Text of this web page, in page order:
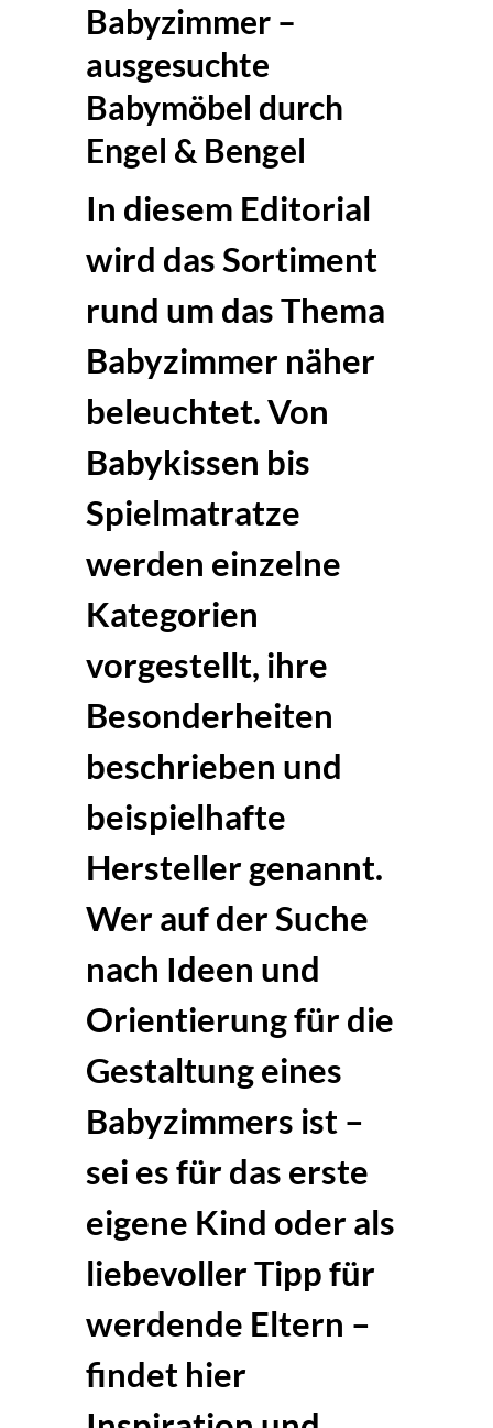
Babyzimmer –
ausgesuchte
Babymöbel durch
Engel & Bengel
In diesem Editorial
wird das Sortiment
rund um das Thema
Babyzimmer näher
beleuchtet. Von
Babykissen bis
Spielmatratze
werden einzelne
Kategorien
vorgestellt, ihre
Besonderheiten
beschrieben und
beispielhafte
Hersteller genannt.
Wer auf der Suche
nach Ideen und
Orientierung für die
Gestaltung eines
Babyzimmers ist –
sei es für das erste
eigene Kind oder als
liebevoller Tipp für
werdende Eltern –
findet hier